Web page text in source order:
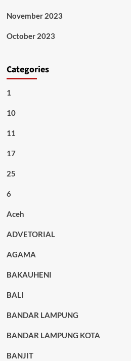
November 2023
October 2023
Categories
1
10
11
17
25
6
Aceh
ADVETORIAL
AGAMA
BAKAUHENI
BALI
BANDAR LAMPUNG
BANDAR LAMPUNG KOTA
BANJIT